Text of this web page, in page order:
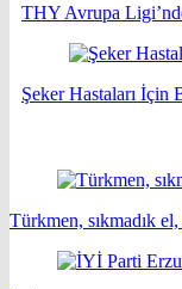
THY Avrupa
Şeker Hastaları İçin
Türkmen, sıkmadık